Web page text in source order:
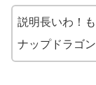
説明長いわ！
ナップドラゴ